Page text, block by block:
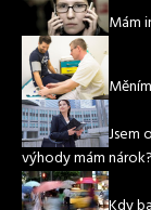
Mám
Jsem
výhody mám nárok?